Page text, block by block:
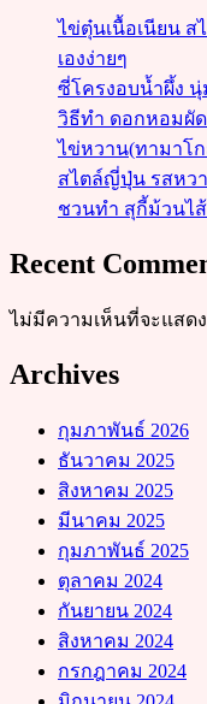
ไข่ตุ๋นเนื้อเนียน ส
เองง่ายๆ
ซี่โครงอบน้ำผึ้ง
วิธีทำ ดอกหอมผั
ไข่หวาน(ทามาโ
สไตล์ญี่ปุ่น รสหว
ชวนทำ สุกี้ม้วนไ
Recent
ไม่มีความเห็นที่จะแสดง
Archives
กุมภาพันธ์ 2026
ธันวาคม 2025
สิงหาคม 2025
มีนาคม 2025
กุมภาพันธ์ 2025
ตุลาคม 2024
กันยายน 2024
สิงหาคม 2024
กรกฎาคม 2024